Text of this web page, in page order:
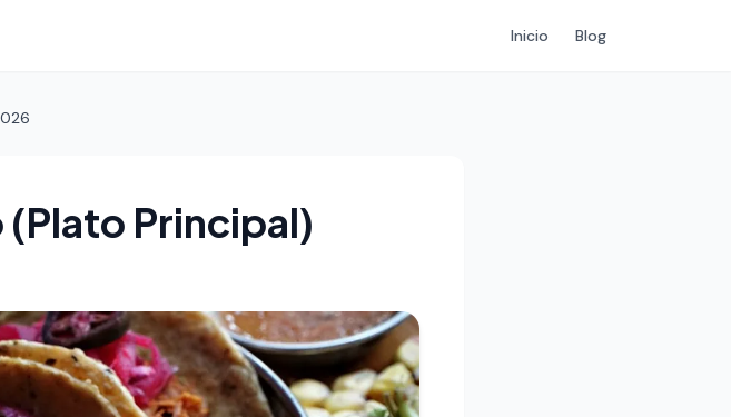
Inicio Blog
(Plato Principal)